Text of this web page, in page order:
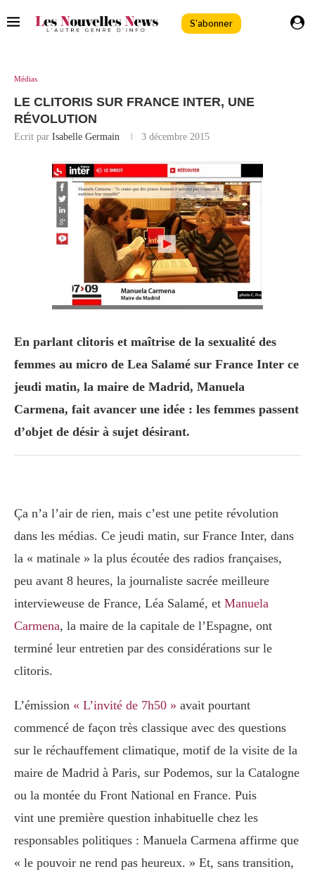
S'abonner
Médias
LE CLITORIS SUR FRANCE INTER, UNE
RÉVOLUTION
Ecrit par Isabelle Germain 3 décembre 2015
En parlant clitoris et maîtrise de la sexualité des
femmes au micro de Lea Salamé sur France Inter ce
jeudi matin, la maire de Madrid, Manuela
Carmena, fait avancer une idée : les femmes passent
d’objet de désir à sujet désirant.
Ça n’a l’air de rien, mais c’est une petite révolution
dans les médias. Ce jeudi matin, sur France Inter, dans
la « matinale » la plus écoutée des radios françaises,
peu avant 8 heures, la journaliste sacrée meilleure
intervieweuse de France, Léa Salamé, et Manuela
Carmena, la maire de la capitale de l’Espagne, ont
terminé leur entretien par des considérations sur le
clitoris.
L’émission « L’invité de 7h50 » avait pourtant
commencé de façon très classique avec des questions
sur le réchauffement climatique, motif de la visite de la
maire de Madrid à Paris, sur Podemos, sur la Catalogne
ou la montée du Front National en France. Puis
vint une première question inhabituelle chez les
responsables politiques : Manuela Carmena affirme que
« le pouvoir ne rend pas heureux. » Et, sans transition,